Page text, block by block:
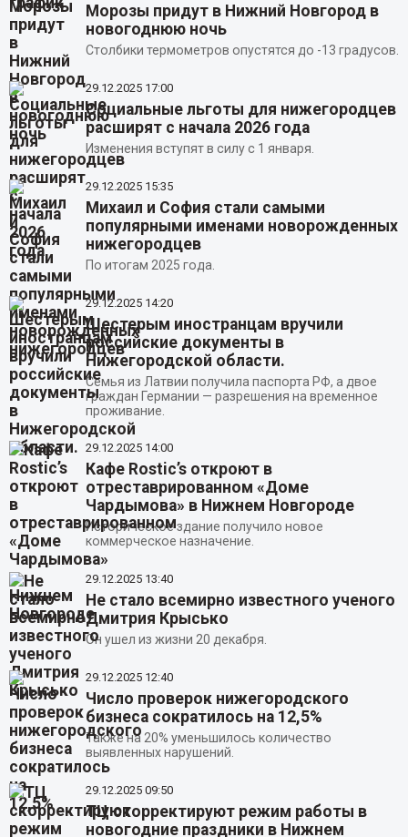
Морозы придут в Нижний Новгород в
новогоднюю ночь
Столбики термометров опустятся до -13 градусов.
29.12.2025 17:00
Социальные льготы для нижегородцев
расширят с начала 2026 года
Изменения вступят в силу с 1 января.
29.12.2025 15:35
Михаил и София стали самыми
популярными именами новорожденных
нижегородцев
По итогам 2025 года.
29.12.2025 14:20
Шестерым иностранцам вручили
российские документы в
Нижегородской области.
Семья из Латвии получила паспорта РФ, а двое
граждан Германии — разрешения на временное
проживание.
29.12.2025 14:00
Кафе Rostic’s откроют в
отреставрированном «Доме
Чардымова» в Нижнем Новгороде
Историческое здание получило новое
коммерческое назначение.
29.12.2025 13:40
Не стало всемирно известного ученого
Дмитрия Крысько
Он ушел из жизни 20 декабря.
29.12.2025 12:40
Число проверок нижегородского
бизнеса сократилось на 12,5%
Также на 20% уменьшилось количество
выявленных нарушений.
29.12.2025 09:50
ТЦ скорректируют режим работы в
новогодние праздники в Нижнем